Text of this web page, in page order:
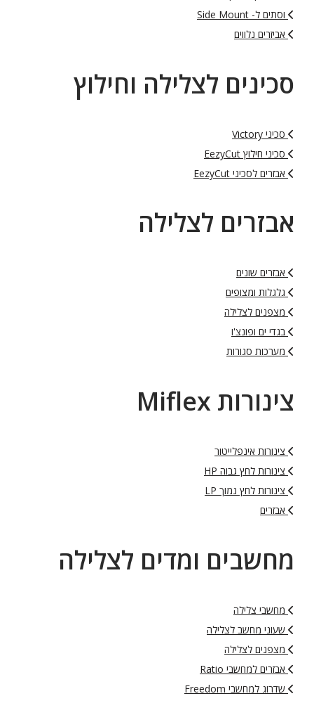
וסתים ל- Side Mount
אביזרים נלווים
סכינים לצלילה וחילוץ
סכיני Victory
סכיני חילוץ EezyCut
אבזרים לסכיני EezyCut
אבזרים לצלילה
אבזרים שונים
גלגלות ומצופים
מצפנים לצלילה
בגדי ים ופונצ'ו
מערכות סגורות
צינורות Miflex
צינורות אינפלייטור
צינורות לחץ גבוה HP
צינורות לחץ נמוך LP
אבזרים
מחשבים ומדים לצלילה
מחשבי צלילה
שעוני מחשב לצלילה
מצפנים לצלילה
אבזרים למחשבי Ratio
שדרוג למחשבי Freedom